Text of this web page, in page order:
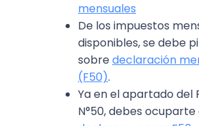
mensuales
De los impuestos
disponibles, se debe
sobredeclaración
(F50).
Ya en el apartado del
N°50, debes ocuparte